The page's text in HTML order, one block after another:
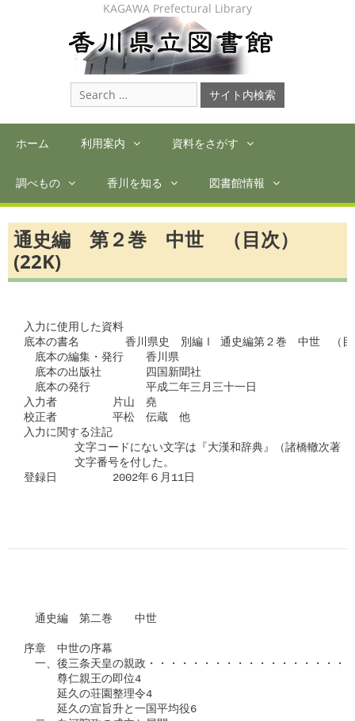
KAGAWA Prefectural Library
Search
for:
ホーム 利用案内 資料をさがす
調べもの 香川を知る 図書館情報
通史編 第２巻 中世 （目次）
(22K)
入力に使用した資料
底本の書名	香川県史　別編Ⅰ 通史編第２巻　中世　（目次）
底本の編集・発行　　香川県
底本の出版社　　　　四国新聞社
底本の発行　　　　　平成二年三月三十一日
入力者　　　　　片山　堯
校正者　　　　　平松　伝蔵　他
入力に関する注記
登録日　　　　　2002年６月11日
通史編　第二巻　　中世
序章　中世の序幕
一、後三条天皇の親政・・・・・・・・・・・・・・・・・・
尊仁親王の即位4
延久の荘園整理令4
延久の宣旨升と一国平均役6